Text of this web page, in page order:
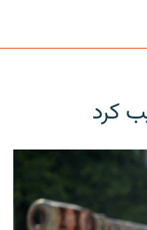
کرد